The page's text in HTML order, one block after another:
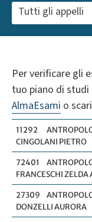
Tutti gli appelli
Per verificare gli
tuo piano di studi
AlmaEsami o
11292
CINGOLANI PIETRO
72401
FRANCESCHI ZELDA
27309
DONZELLI AURORA